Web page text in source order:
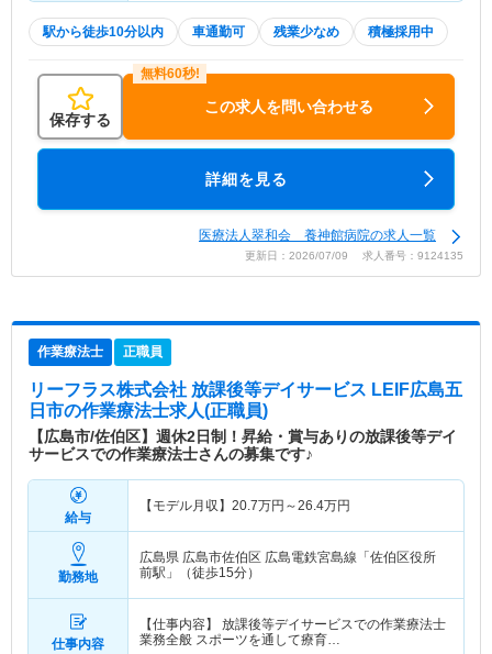
駅から徒歩10分以内 車通勤可 残業少なめ 積極採用中
保存する
この求人を問い合わせる
詳細を見る
医療法人翠和会 養神館病院の求人一覧
更新日：2026/07/09 求人番号：9124135
作業療法士 正職員
リーフラス株式会社 放課後等デイサービス LEIF広島五
日市の作業療法士求人(正職員)
【広島市/佐伯区】週休2日制！昇給・賞与ありの放課後等デイ
サービスでの作業療法士さんの募集です♪
給与
【モデル月収】 20.7万円～26.4万円
勤務地
広島県 広島市佐伯区 広島電鉄宮島線「佐伯区役所
前駅」（徒歩15分）
仕事内容
【仕事内容】 放課後等デイサービスでの作業療法士
業務全般 スポーツを通して療育…